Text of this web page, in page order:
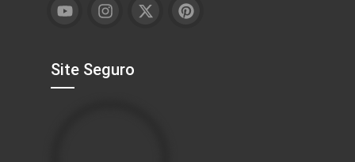
Site Seguro